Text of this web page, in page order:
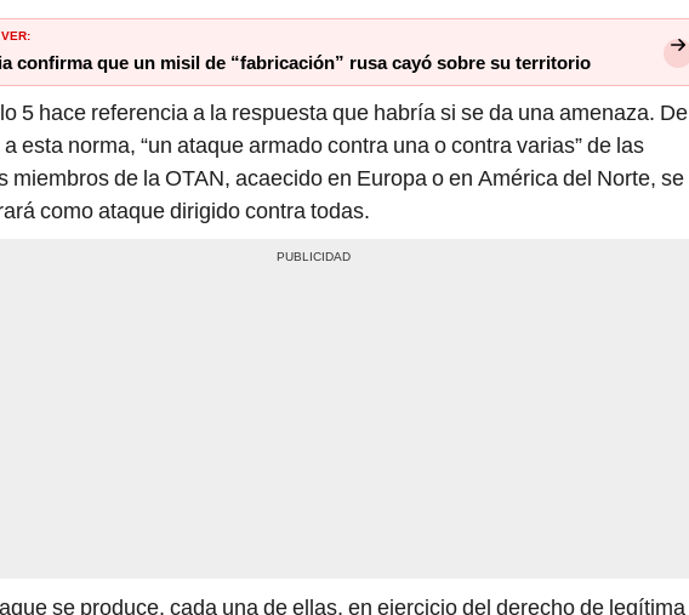
5 hace referencia a la respuesta que habría si se da una amenaza. De
a esta norma, “un ataque armado contra una o contra varias” de las
miembros de la OTAN, acaecido en Europa o en América del Norte, se
como ataque dirigido contra todas.
Unidas, asistirá a la Parte o Partes así atacadas, adoptando